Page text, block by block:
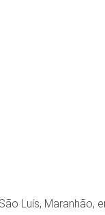
Luís, Maranhão,